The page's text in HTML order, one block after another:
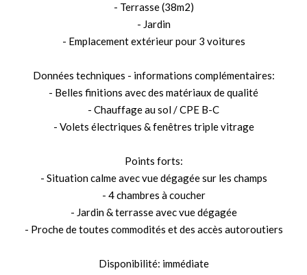
- Terrasse (38m2)
- Jardin
- Emplacement extérieur pour 3 voitures
Données techniques - informations complémentaires:
- Belles finitions avec des matériaux de qualité
- Chauffage au sol / CPE B-C
- Volets électriques & fenêtres triple vitrage
Points forts:
- Situation calme avec vue dégagée sur les champs
- 4 chambres à coucher
- Jardin & terrasse avec vue dégagée
- Proche de toutes commodités et des accès autoroutiers
Disponibilité: immédiate